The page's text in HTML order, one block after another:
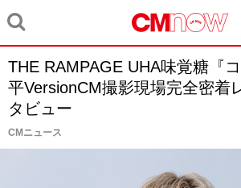
THE RAMPAGE UHA味覚糖『
平VersionCM撮影現場完全密着
タビュー
CMニュース